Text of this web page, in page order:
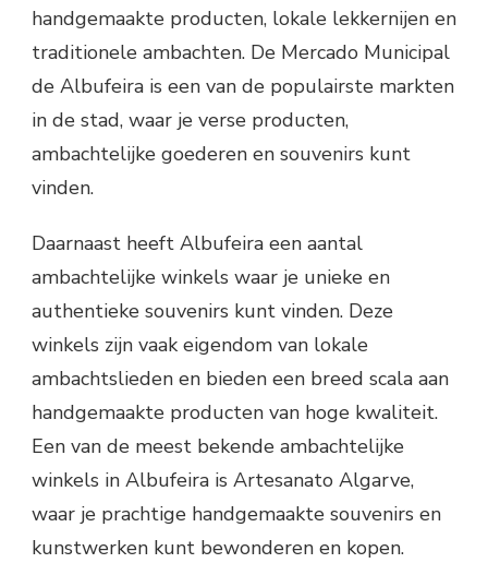
handgemaakte producten, lokale lekkernijen en
traditionele ambachten. De Mercado Municipal
de Albufeira is een van de populairste markten
in de stad, waar je verse producten,
ambachtelijke goederen en souvenirs kunt
vinden.
Daarnaast heeft Albufeira een aantal
ambachtelijke winkels waar je unieke en
authentieke souvenirs kunt vinden. Deze
winkels zijn vaak eigendom van lokale
ambachtslieden en bieden een breed scala aan
handgemaakte producten van hoge kwaliteit.
Een van de meest bekende ambachtelijke
winkels in Albufeira is Artesanato Algarve,
waar je prachtige handgemaakte souvenirs en
kunstwerken kunt bewonderen en kopen.